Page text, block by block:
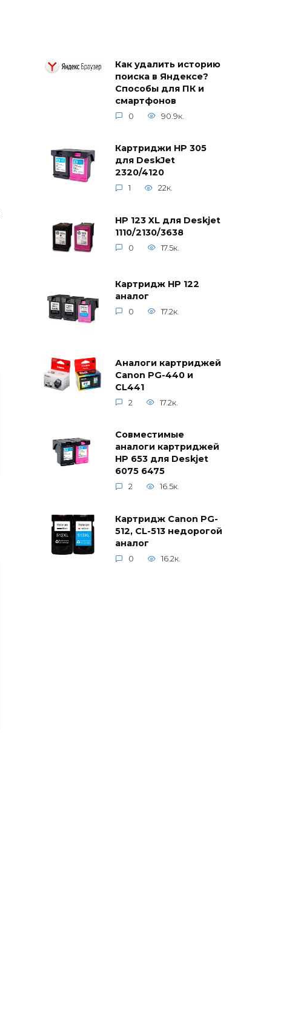
Как удалить историю
поиска в Яндексе?
Способы для ПК и
смартфонов
0 90.9к.
Картриджи HP 305
для DeskJet
2320/4120
1 22к.
HP 123 XL для Deskjet
1110/2130/3638
0 17.5к.
Картридж HP 122
аналог
0 17.2к.
Аналоги картриджей
Canon PG-440 и
CL441
2 17.2к.
Совместимые
аналоги картриджей
HP 653 для Deskjet
6075 6475
2 16.5к.
Картридж Canon PG-
512, CL-513 недорогой
аналог
0 16.2к.